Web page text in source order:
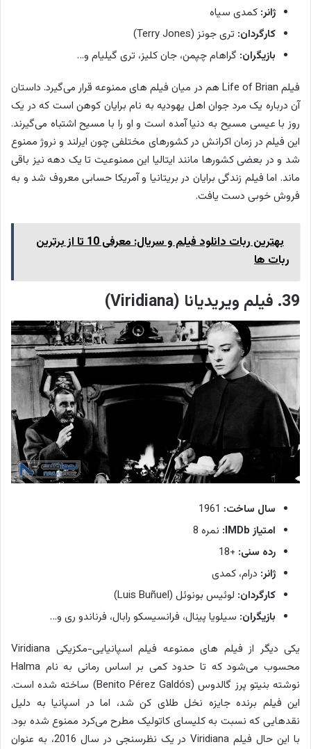
ژانر: کمدی سیاه
کارگردان: تری جونز (Terry Jones)
بازیگران: گراهام چپمن، جان کلیز، تری گیلیام و…
فیلم Life of Brian هم در میان فیلم های ممنوعه قرار می‌گیرد. داستان
آن درباره یک مرد جوان اهل یهودیه به نام برایان کوهن است که در یک
روز با عیسی مسیح به دنیا آمده است و او را با مسیح اشتباه می‌گیرند.
این فیلم در زمان اکرانش در کشورهای مختلفی چون ایرلند و نروژ ممنوع
شد و در بعضی کشورها مانند ایتالیا این ممنوعیت تا یک دهه نیز باقی
ماند. اما فیلم زندگی برایان در بریتانیا و آمریکا حسابی معروف شد و به
فروش خوبی دست یافت.
بهترین ربات دانلود فیلم و سریال: معرفی 10 تا از برترین
ربات ها
39. فیلم ویریدیانا (Viridiana)
سال ساخت:
امتیاز IMDb:
نمره 8
رده سنی: +18
ژانر: درام، کمدی
کارگردان: لوئیس بونوئل (Luis Buñuel)
بازیگران: سیلویا پینال، فرانسیسکو رابال، فرناندو ری و…
یکی دیگر از فیلم های ممنوعه فیلم اسپانیایی-مکزیکی Viridiana
محسوب می‌شود که تا حدود کمی بر اساس رمانی به نام Halma
نوشته بنیتو پرز گالدوس (Benito Pérez Galdós) ساخته شده است.
این فیلم برنده جایزه نخل طلای کن شد، اما در اسپانیا به دلیل
نقدهایی که نسبت به کلیسای کاتولیک مطرح می‌کرد ممنوع شده بود.
با این حال فیلم Viridiana در یک نظرسنجی در سال 2016، به عنوان